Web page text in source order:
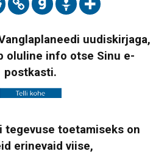
uudiskirjaga,
oluline info otse Sinu e-
postkasti.
tegevuse toetamiseks on
erinevaid viise,